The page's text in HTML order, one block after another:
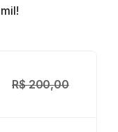
R$ 200,00